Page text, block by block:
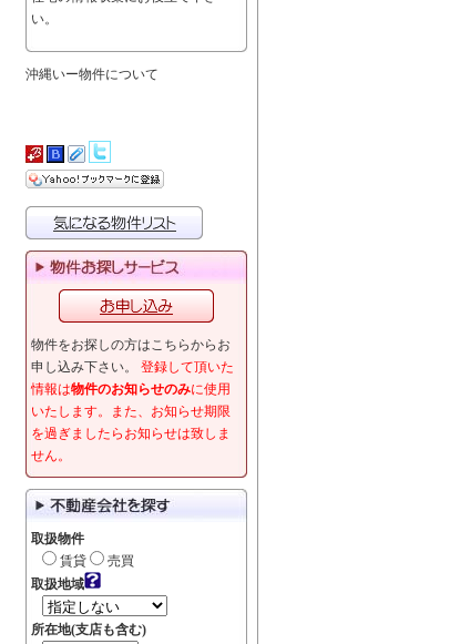
い。
沖縄いー物件について
物件をお探しの方はこちらからお
申し込み下さい。 登録して頂いた
情報は物件のお知らせのみに使用
いたします。また、お知らせ期限
を過ぎましたらお知らせは致しま
せん。
取扱物件
賃貸
売買
取扱地域
所在地(支店も含む)